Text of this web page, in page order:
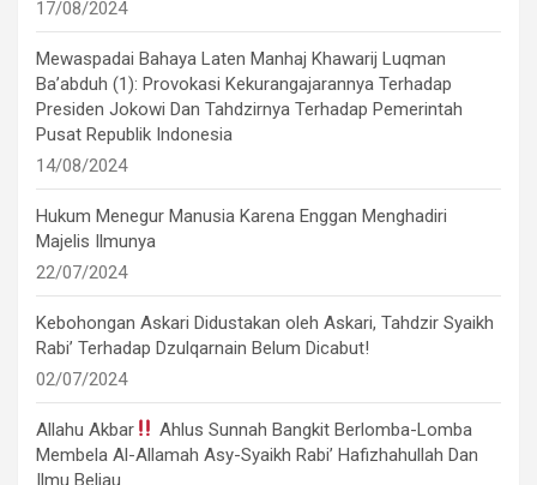
17/08/2024
Mewaspadai Bahaya Laten Manhaj Khawarij Luqman
Ba’abduh (1): Provokasi Kekurangajarannya Terhadap
Presiden Jokowi Dan Tahdzirnya Terhadap Pemerintah
Pusat Republik Indonesia
14/08/2024
Hukum Menegur Manusia Karena Enggan Menghadiri
Majelis Ilmunya
22/07/2024
Kebohongan Askari Didustakan oleh Askari, Tahdzir Syaikh
Rabi’ Terhadap Dzulqarnain Belum Dicabut!
02/07/2024
Allahu Akbar
Ahlus Sunnah Bangkit Berlomba-Lomba
Membela Al-Allamah Asy-Syaikh Rabi’ Hafizhahullah Dan
Ilmu Beliau